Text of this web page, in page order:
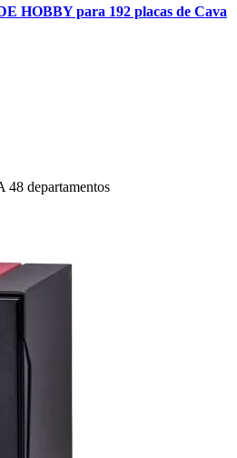
HOBBY para 192 placas de Cava
48 departamentos